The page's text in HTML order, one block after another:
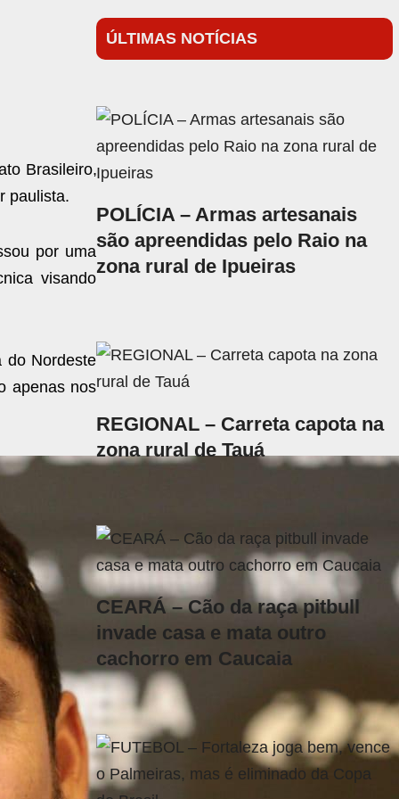
Brasileiro,
paulista.
por uma
visando
do Nordeste
apenas nos
ÚLTIMAS NOTÍCIAS
POLÍCIA – Armas artesanais
são apreendidas pelo Raio na
zona rural de Ipueiras
REGIONAL – Carreta capota na
zona rural de Tauá
CEARÁ – Cão da raça pitbull
invade casa e mata outro
cachorro em Caucaia